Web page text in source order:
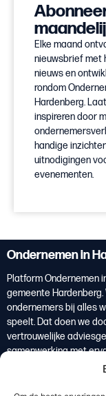
Elke maand
nieuwsbrief met
nieuws en
rondom
Hardenberg.
inspireren door
handige
uitnodigingen
evenementen.
Ondernemen in
Platform Ondernemen
gemeente
ondernemers bij alles
speelt. Dat doen we
vertrouwelijke
samenwerking met
ondernemers om